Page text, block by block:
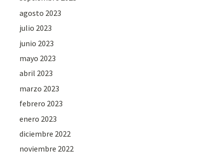
agosto 2023
julio 2023
junio 2023
mayo 2023
abril 2023
marzo 2023
febrero 2023
enero 2023
diciembre 2022
noviembre 2022